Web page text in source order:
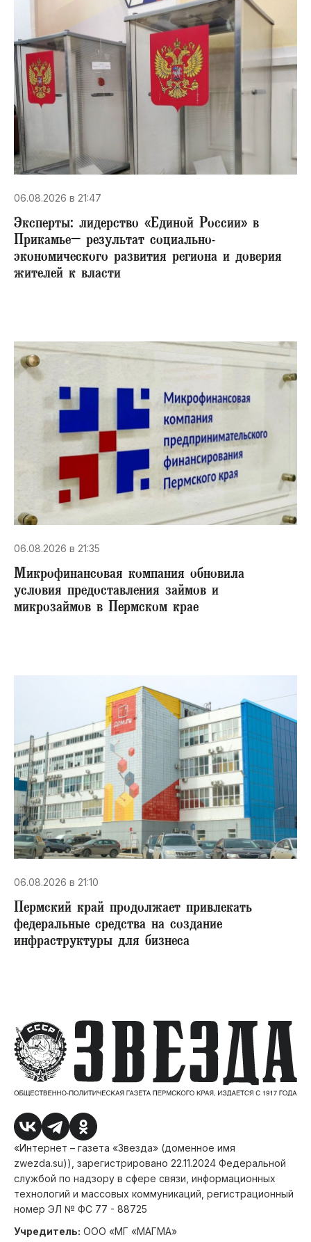
06.08.2026 в 21:47
Эксперты: лидерство «Единой России» в
Прикамье– результат социально-
экономического развития региона и доверия
жителей к власти
06.08.2026 в 21:35
Микрофинансовая компания обновила
условия предоставления займов и
микрозаймов в Пермском крае
06.08.2026 в 21:10
Пермский край продолжает привлекать
федеральные средства на создание
инфраструктуры для бизнеса
«Интернет – газета «Звезда» (доменное имя
zwezda.su)), зарегистрировано 22.11.2024 Федеральной
службой по надзору в сфере связи, информационных
технологий и массовых коммуникаций, регистрационный
номер ЭЛ № ФС 77 - 88725
Учредитель: ООО «МГ «МАГМА»